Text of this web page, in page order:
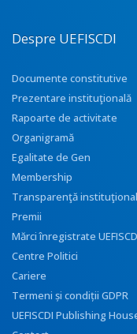
Despre UEFISCDI
Documente constitutive
Prezentare instituţională
Rapoarte de activitate
Organigramă
Egalitate de Gen
Membership
Transparenţă
Premii
Mărci înregistrate
Centre Politici
Cariere
Termeni și condiții GDPR
UEFISCDI Publishing